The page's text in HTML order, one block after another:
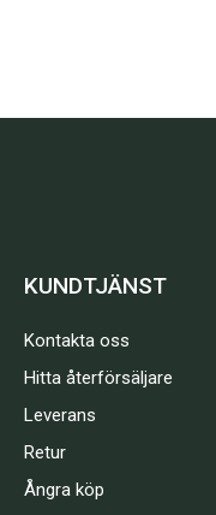
KUNDTJÄNST
Kontakta oss
Hitta återförsäljare
Leverans
Retur
Ångra köp